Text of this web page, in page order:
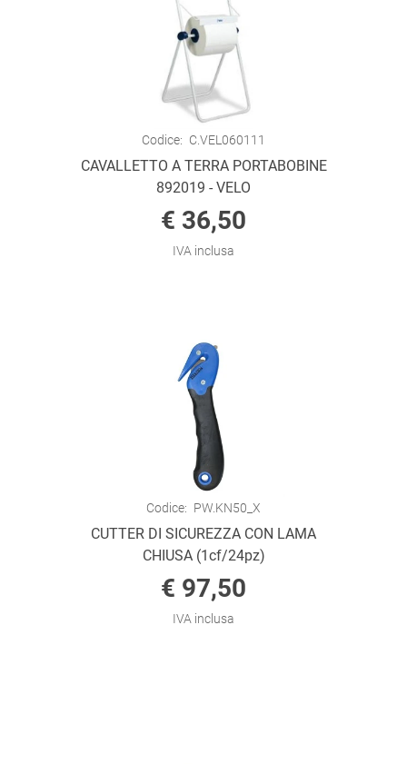
Codice: C.VEL060111
CAVALLETTO A TERRA PORTABOBINE
892019 - VELO
€ 36,50
IVA inclusa
Codice: PW.KN50_X
CUTTER DI SICUREZZA CON LAMA
CHIUSA (1cf/24pz)
€ 97,50
IVA inclusa